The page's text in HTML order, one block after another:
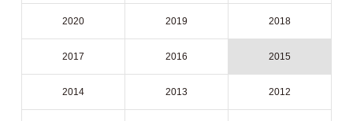
2020 2019 2018
2017 2016 2015
2014 2013 2012